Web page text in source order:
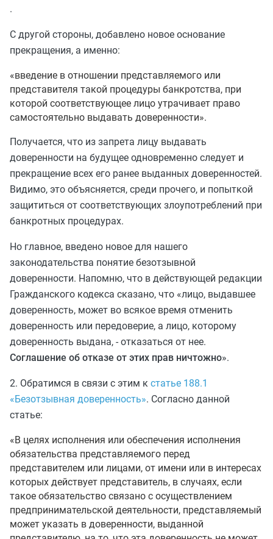
.
С другой стороны, добавлено новое основание
прекращения, а именно:
«введение в отношении представляемого или
представителя такой процедуры банкротства, при
которой соответствующее лицо утрачивает право
самостоятельно выдавать доверенности».
Получается, что из запрета лицу выдавать
доверенности на будущее одновременно следует и
прекращение всех его ранее выданных доверенностей.
Видимо, это объясняется, среди прочего, и попыткой
защититься от соответствующих злоупотреблений при
банкротных процедурах.
Но главное, введено новое для нашего
законодательства понятие безотзывной
доверенности. Напомню, что в действующей редакции
Гражданского кодекса сказано, что «лицо, выдавшее
доверенность, может во всякое время отменить
доверенность или передоверие, а лицо, которому
доверенность выдана, - отказаться от нее.
Соглашение об отказе от этих прав ничтожно».
2. Обратимся в связи с этим к статье 188.1
«Безотзывная доверенность». Согласно данной
статье:
«В целях исполнения или обеспечения исполнения
обязательства представляемого перед
представителем или лицами, от имени или в интересах
которых действует представитель, в случаях, если
такое обязательство связано с осуществлением
предпринимательской деятельности, представляемый
может указать в доверенности, выданной